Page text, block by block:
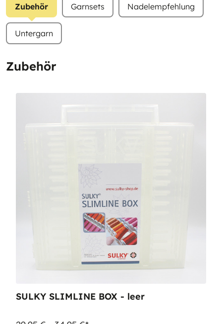
Zubehör Garnsets Nadelempfehlung
Untergarn
Zubehör
SULKY SLIMLINE BOX - leer